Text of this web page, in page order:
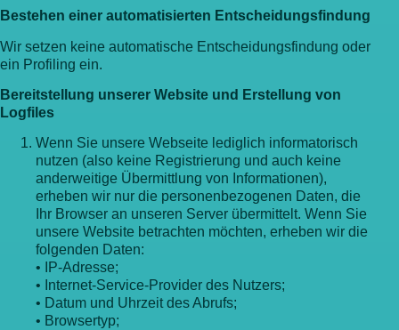
Bestehen einer automatisierten Entscheidungsfindung
Wir setzen keine automatische Entscheidungsfindung oder
ein Profiling ein.
Bereitstellung unserer Website und Erstellung von
Logfiles
Wenn Sie unsere Webseite lediglich informatorisch
nutzen (also keine Registrierung und auch keine
anderweitige Übermittlung von Informationen),
erheben wir nur die personenbezogenen Daten, die
Ihr Browser an unseren Server übermittelt. Wenn Sie
unsere Website betrachten möchten, erheben wir die
folgenden Daten:
• IP-Adresse;
• Internet-Service-Provider des Nutzers;
• Datum und Uhrzeit des Abrufs;
• Browsertyp;